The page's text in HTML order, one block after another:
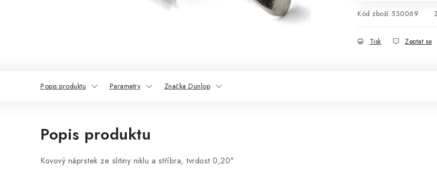
Kód zboží: 530069
Tisk Zeptat se
Popis produktu Parametry Značka Dunlop
Popis produktu
Kovový náprstek ze slitiny niklu a stříbra, tvrdost 0,20"